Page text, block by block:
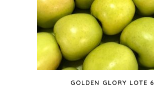
GOLDEN GLORY LOTE 6